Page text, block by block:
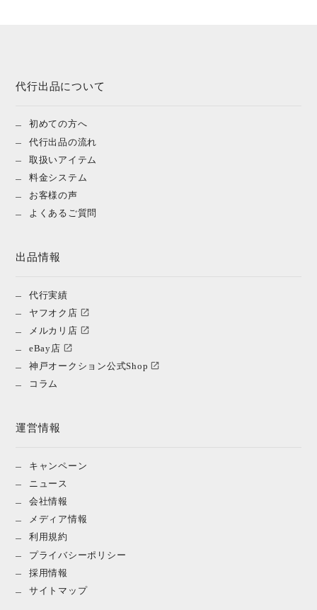
代行出品について
初めての方へ
代行出品の流れ
取扱いアイテム
料金システム
お客様の声
よくあるご質問
出品情報
代行実績
ヤフオク店
メルカリ店
eBay店
神戸オークション公式Shop
コラム
運営情報
キャンペーン
ニュース
会社情報
メディア情報
利用規約
プライバシーポリシー
採用情報
サイトマップ